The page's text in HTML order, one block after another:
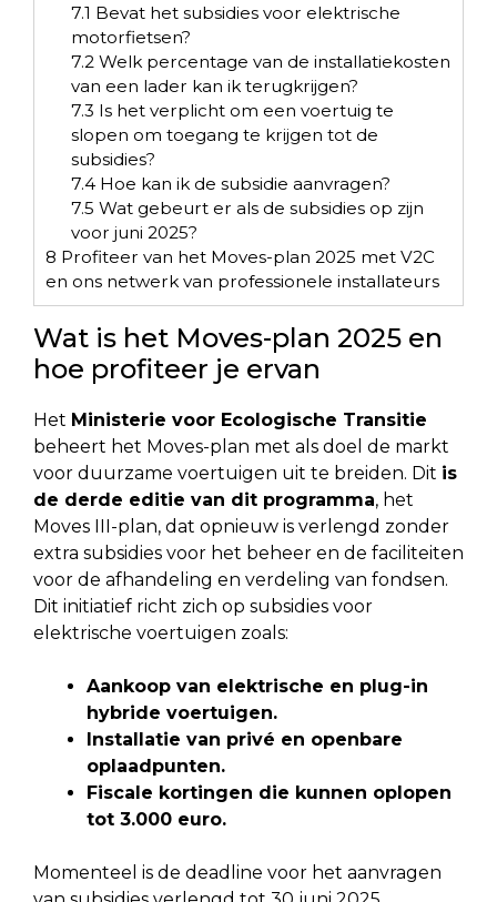
7.1 Bevat het subsidies voor elektrische
motorfietsen?
7.2 Welk percentage van de installatiekosten
van een lader kan ik terugkrijgen?
7.3 Is het verplicht om een voertuig te
slopen om toegang te krijgen tot de
subsidies?
7.4Hoe kan ik de subsidie aanvragen?
7.5 Wat gebeurt er als de subsidies op zijn
voor juni 2025?
8 Profiteer van het Moves-plan 2025 met V2C
en ons netwerk van professionele installateurs
Wat is het Moves-plan 2025 en
hoe profiteer je ervan
Het Ministerie voor Ecologische Transitie
beheert het Moves-plan met als doel de markt
voor duurzame voertuigen uit te breiden. Dit is
de derde editie van dit programma, het
Moves III-plan, dat opnieuw is verlengd zonder
extra subsidies voor het beheer en de faciliteiten
voor de afhandeling en verdeling van fondsen.
Dit initiatief richt zich op subsidies voor
elektrische voertuigen zoals:
Aankoop van elektrische en plug-in
hybride voertuigen.
Installatie van privé en openbare
oplaadpunten.
Fiscale kortingen die kunnen oplopen
tot 3.000 euro.
Momenteel is de deadline voor het aanvragen